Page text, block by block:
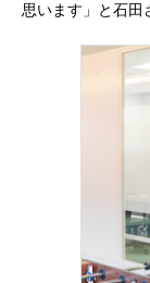
思います」と石田